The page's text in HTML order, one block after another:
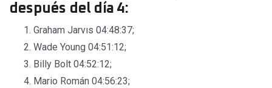
después del día 4:
Graham Jarvıs 04:48:37;
Wade Young 04:51:12;
Billy Bolt 04:52:12;
Mario Román 04:56:23;